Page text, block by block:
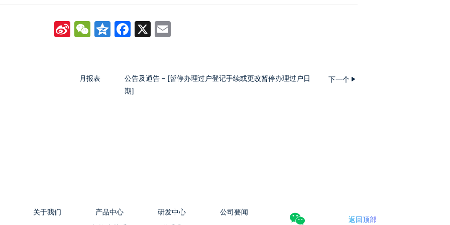
SinaWeChat
Qzone
Facebook
X
月报表
公告及通告 – [暂停办理过户登记手续或更改暂停办理过户日
期]
下一个
关于我们 产品中心 研发中心
公司要闻
返回顶部